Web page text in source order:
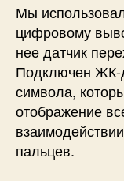
Мы
цифровому
нее датчик
Подключен ЖК-
символа,
отображение
пальцев.